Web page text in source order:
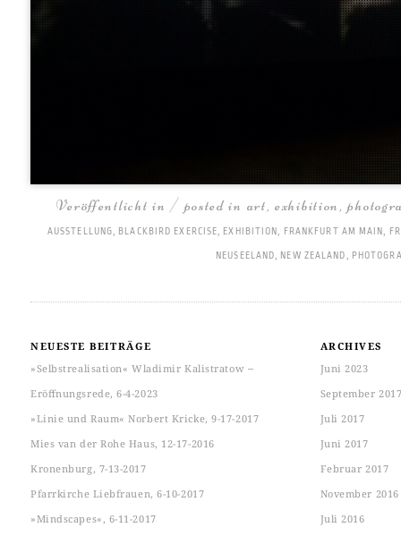
Veröffentlicht in / posted in art,exhibition,
AUSSTELLUNG, BLACKBIRD EXERCISE, EXHIBITION, FRANKFURT AM MAIN,
NEUSEELAND, NEW ZEALAND,
NEUESTE BEITRÄGE
»Selbstrealisation« Wladimir Kalistratow ‒
Eröffnungsrede, 6-4-2023
»Linie und Raum« Norbert Kricke, 9-17-2017
Mies van der Rohe Haus, 12-17-2016
Kronenburg, 7-13-2017
Pfarrkirche Liebfrauen, 6-10-2017
»Mindscapes«, 6-11-2017
ARCHIVES
Juni 2023
September
Juli 2017
Juni 2017
Februar 2017
November 2016
Juli 2016